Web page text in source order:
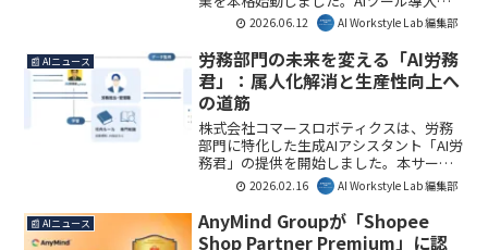
留まらない「組織OSのアップデート」を
掲げ、経営者の伴走からAI研修まで一貫
したサービスを提供。AIを前提とした経
営変革を通じて、企業の生産性向上と競
争力強化を支援します。
2026.06.12 AI Workstyle Lab 編集部
📰 AIニュース
労務部門の未来を変える「AI労務
君」：属人化解消と生産性向上へ
の道筋
株式会社コマースロボティクスは、労務
部門に特化した生成AIアシスタント「AI労
務君」の提供を開始しました。本サービ
スは、従業員からの問い合わせ対応の自
動化、業務の属人化解消、法令理解の負
担軽減を通じて、企業の労務担当者が本
来の判断・企画業務に集中できる環境を
2026.02.16 AI Workstyle Lab 編集部
📰 AIニュース
AnyMind Groupが「Shopee
Shop Partner Premium」に認